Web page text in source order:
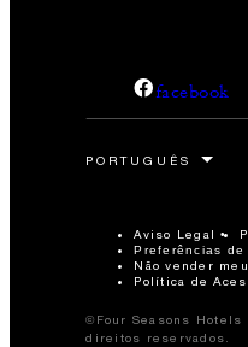
facebook
Aviso Legal
Preferências de
Não vender
Política de
©Four Seasons
direitos reservados.